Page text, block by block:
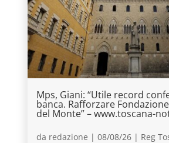
Mps, Giani: “Utile record
banca. Rafforzare
del Monte” – www.toscana-
da redazione | 08/08/26| Reg